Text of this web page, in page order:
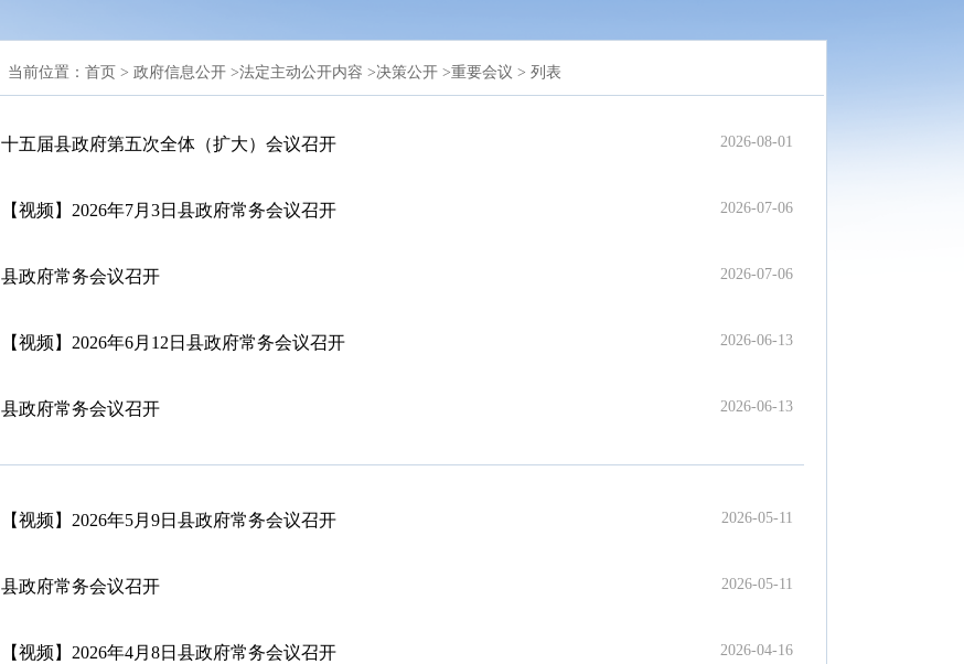
当前位置： 首页 > 政府信息公开 >法定主动公开内容 >决策公开 >重要会议 > 列表
十五届县政府第五次全体（扩大）会议召开 2026-08-01
【视频】2026年7月3日县政府常务会议召开 2026-07-06
县政府常务会议召开 2026-07-06
【视频】2026年6月12日县政府常务会议召开 2026-06-13
县政府常务会议召开 2026-06-13
【视频】2026年5月9日县政府常务会议召开 2026-05-11
县政府常务会议召开 2026-05-11
【视频】2026年4月8日县政府常务会议召开 2026-04-16